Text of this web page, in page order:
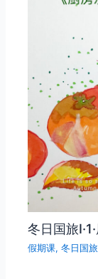
冬日国旅
假期课,冬日国旅